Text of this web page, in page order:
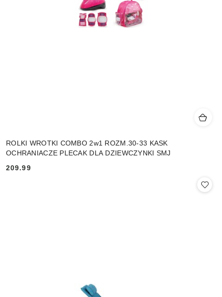
ROLKI WROTKI COMBO 2w1 ROZM.30-33 KASK
OCHRANIACZE PLECAK DLA DZIEWCZYNKI SMJ
Cena:
209.99